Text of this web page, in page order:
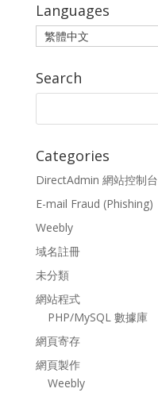
Languages
繁體中文
Search
Categories
DirectAdmin 網站控制台
E-mail Fraud (Phishing)
Weebly
域名註冊
未分類
網站程式
PHP/MySQL 數據庫
網頁寄存
網頁製作
Weebly